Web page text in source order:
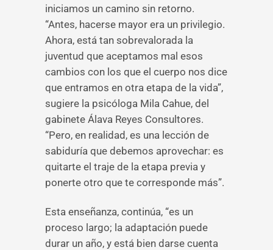
iniciamos un camino sin retorno.
“Antes, hacerse mayor era un privilegio.
Ahora, está tan sobrevalorada la
juventud que aceptamos mal esos
cambios con los que el cuerpo nos dice
que entramos en otra etapa de la vida”,
sugiere la psicóloga Mila Cahue, del
gabinete Álava Reyes Consultores.
“Pero, en realidad, es una lección de
sabiduría que debemos aprovechar: es
quitarte el traje de la etapa previa y
ponerte otro que te corresponde más”.
Esta enseñanza, continúa, “es un
proceso largo; la adaptación puede
durar un año, y está bien darse cuenta